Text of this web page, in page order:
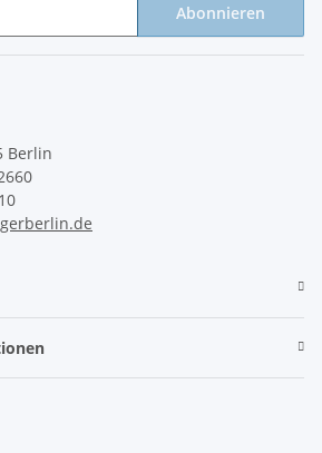
Abonnieren
Berlin